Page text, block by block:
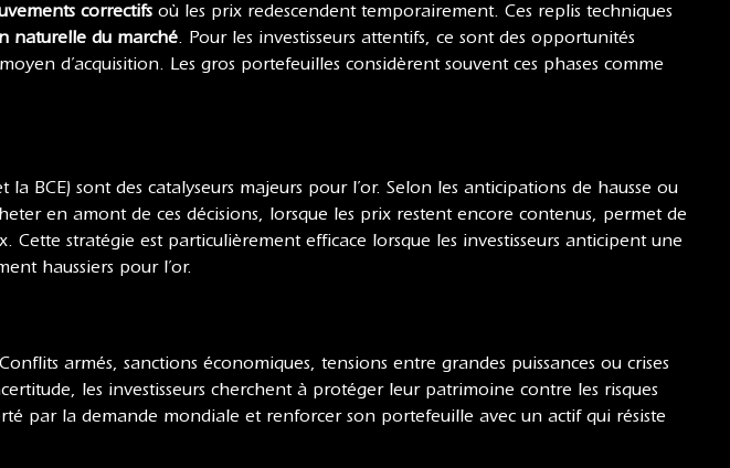
correctifs où les prix redescendent temporairement. Ces replis techniques
naturelle du marché. Pour les investisseurs attentifs, ce sont des opportunités
d’acquisition. Les gros portefeuilles considèrent souvent ces phases comme
BCE) sont des catalyseurs majeurs pour l’or. Selon les anticipations de hausse ou
en amont de ces décisions, lorsque les prix restent encore contenus, permet de
Cette stratégie est particulièrement efficace lorsque les investisseurs anticipent une
haussiers pour l’or.
armés, sanctions économiques, tensions entre grandes puissances ou crises
les investisseurs cherchent à protéger leur patrimoine contre les risques
par la demande mondiale et renforcer son portefeuille avec un actif qui résiste